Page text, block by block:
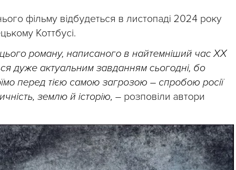
фільму відбудеться в листопаді 2024 року
Коттбусі.
роману, написаного в найтемніший час ХХ
дуже актуальним завданням сьогодні, бо
перед тією самою загрозою – спробою росії
землю й історію, – розповіли автори